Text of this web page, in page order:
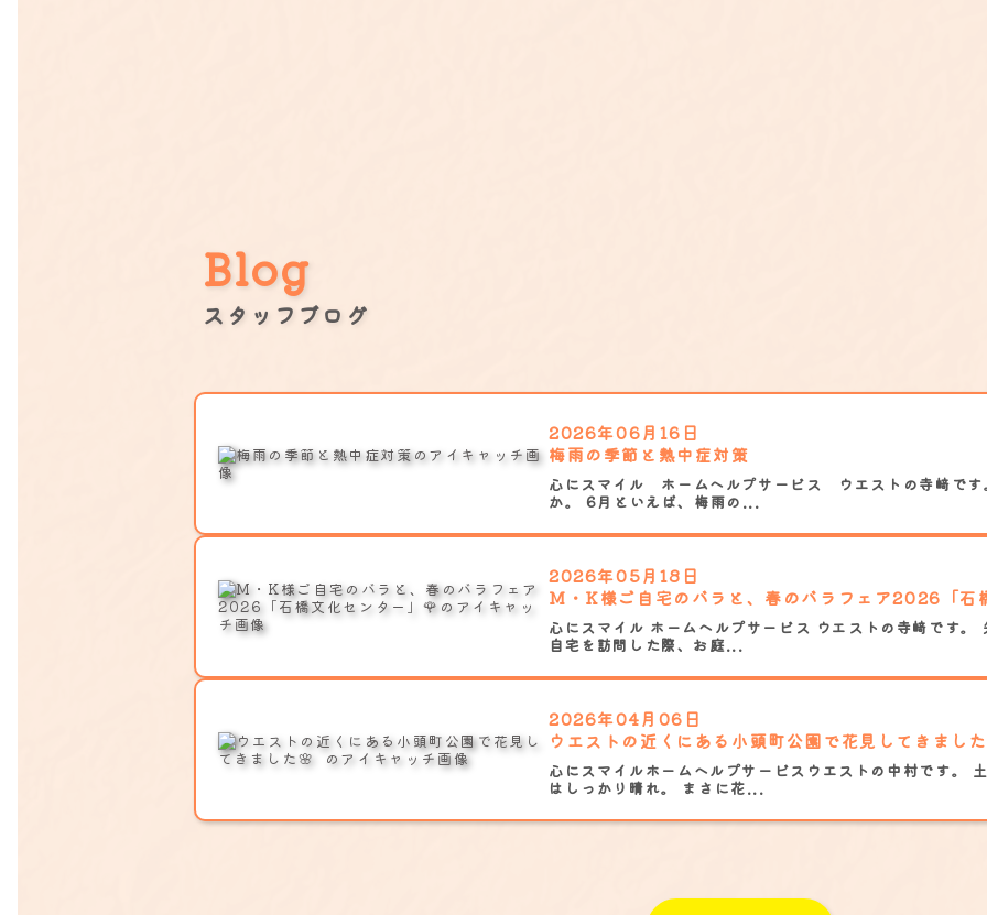
Blog
スタッフブログ
梅雨の季節と熱中症対策
2026年06月16日
心にスマイル ホームヘルプサービス ウエストの寺﨑です
か。 6月といえば、梅雨の...
M・K様ご自宅のバラと、春のバラフェア2026「石
2026年05月18日
心にスマイル ホームヘルプサービス ウエストの寺﨑です
自宅を訪問した際、お庭...
2026年04月06日
心にスマイルホームヘルプサービスウエストの中村です。
はしっかり晴れ。 まさに花...